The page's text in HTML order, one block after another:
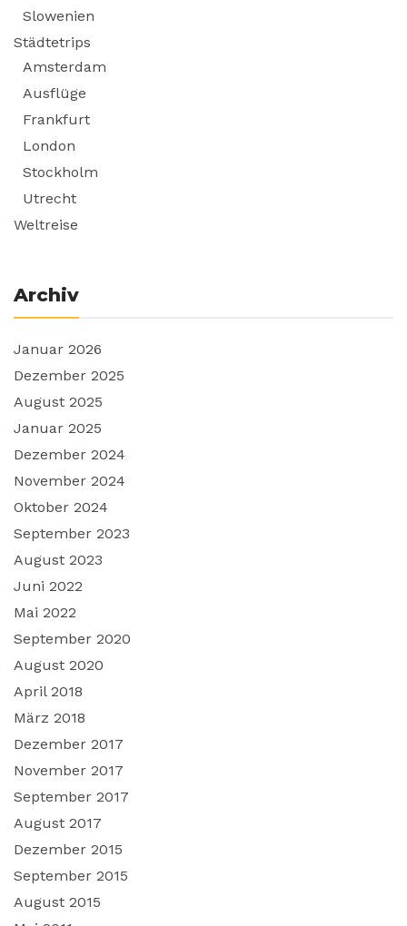
Slowenien
Städtetrips
Amsterdam
Ausflüge
Frankfurt
London
Stockholm
Utrecht
Weltreise
Archiv
Januar 2026
Dezember 2025
August 2025
Januar 2025
Dezember 2024
November 2024
Oktober 2024
September 2023
August 2023
Juni 2022
Mai 2022
September 2020
August 2020
April 2018
März 2018
Dezember 2017
November 2017
September 2017
August 2017
Dezember 2015
September 2015
August 2015